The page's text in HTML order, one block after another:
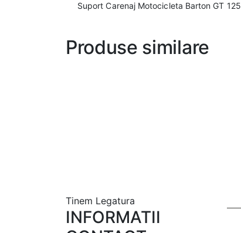
Suport Carenaj Motocicleta Barton GT 125
Produse similare
Tinem Legatura
INFORMATII